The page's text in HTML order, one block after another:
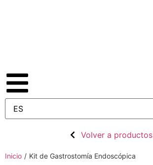
Volver a productos
Inicio / Kit de Gastrostomía Endoscópica